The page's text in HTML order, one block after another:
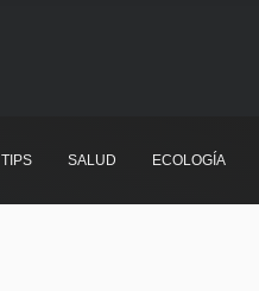
TIPS SALUD ECOLOGÍA